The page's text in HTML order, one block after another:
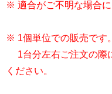
※ 適合がご不明な場合に
※ 1個単位での販売です。
1台分左右ご注文の際
ください。